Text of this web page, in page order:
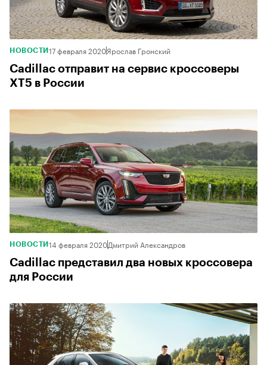
НОВОСТИ 17 февраля 2020Ярослав Гронский
Cadillac отправит на сервис кроссоверы
XT5 в России
НОВОСТИ 14 февраля 2020Дмитрий Александров
Cadillac представил два новых кроссовера
для России